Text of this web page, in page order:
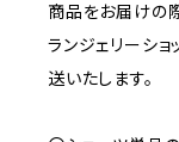
商品をお届けの
ランジェリーシ
送いたします。